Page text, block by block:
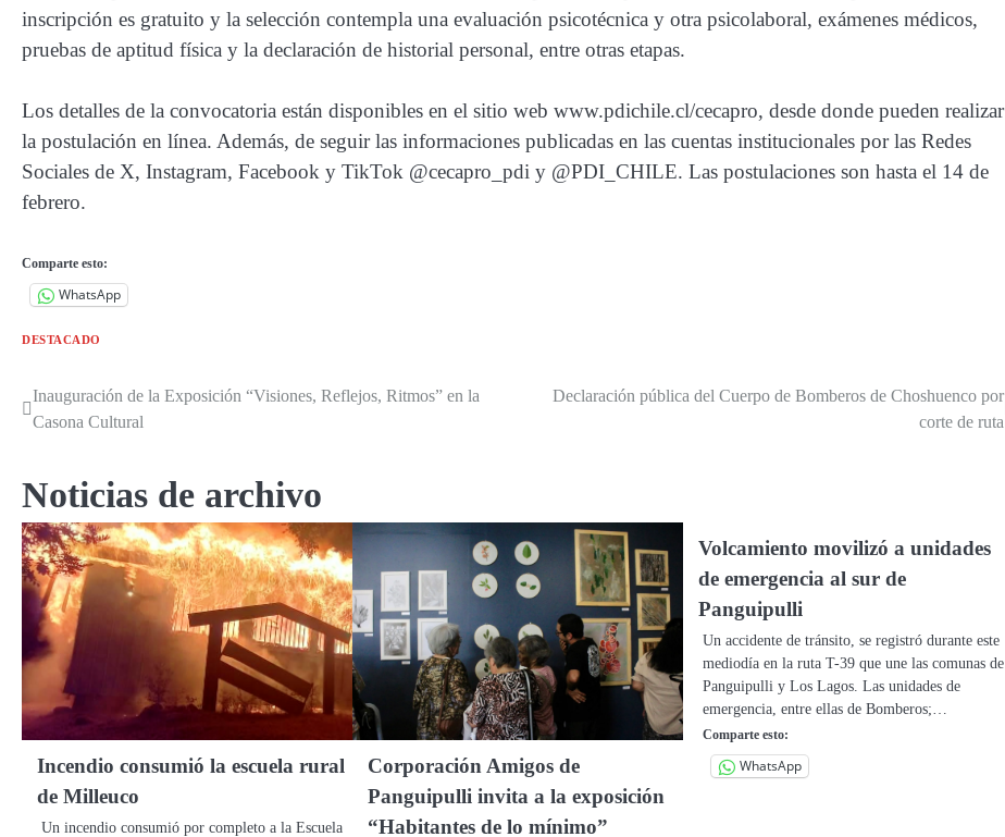
inscripción es gratuito y la selección contempla una evaluación psicotécnica y otra psicolaboral, exámenes médicos,
pruebas de aptitud física y la declaración de historial personal, entre otras etapas.
Los detalles de la convocatoria están disponibles en el sitio web www.pdichile.cl/cecapro, desde donde pueden realizar
la postulación en línea. Además, de seguir las informaciones publicadas en las cuentas institucionales por las Redes
Sociales de X, Instagram, Facebook y TikTok @cecapro_pdi y @PDI_CHILE. Las postulaciones son hasta el 14 de
febrero.
Comparte esto:
WhatsApp
DESTACADO
Navegación
entradas
Inauguración de la Exposición “Visiones, Reflejos, Ritmos” en la
Casona Cultural
Declaración pública del Cuerpo de Bomberos de Choshuenco por
corte de ruta
Noticias de archivo
Incendio consumió la escuela rural
de Milleuco
Un incendio consumió por completo a la Escuela
Corporación Amigos de
Panguipulli invita a la exposición
“Habitantes de lo mínimo”
Volcamiento movilizó a unidades
de emergencia al sur de
Panguipulli
Un accidente de tránsito, se registró durante este
mediodía en la ruta T-39 que une las comunas de
Panguipulli y Los Lagos. Las unidades de
emergencia, entre ellas de Bomberos;…
Comparte esto:
WhatsApp